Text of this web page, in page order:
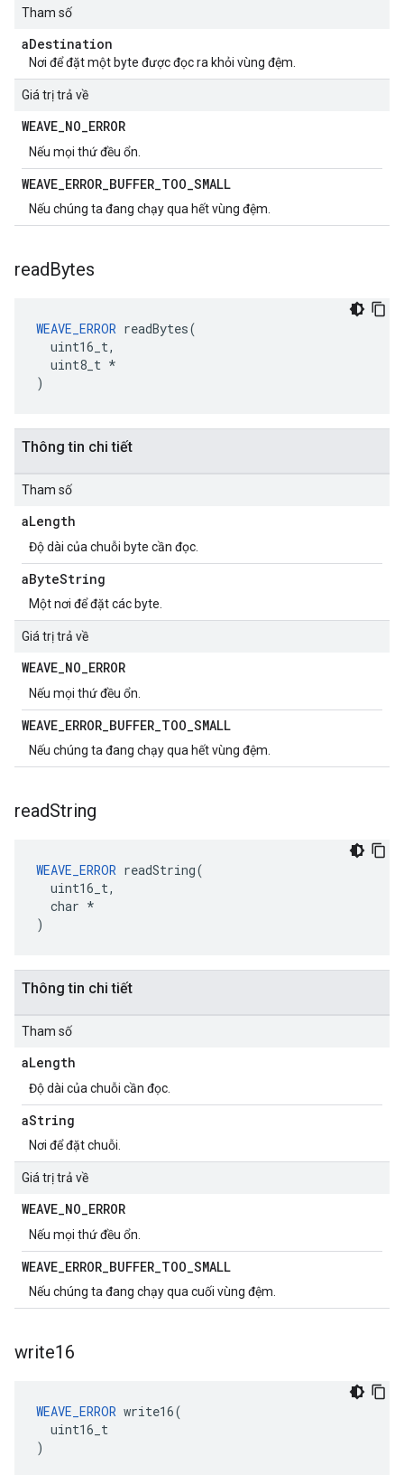
Tham số
aDestination
Nơi để đặt một byte được đọc ra khỏi vùng đệm.
Giá trị trả về
WEAVE_NO_ERROR
Nếu mọi thứ đều ổn.
WEAVE_ERROR_BUFFER_TOO_SMALL
Nếu chúng ta đang chạy qua hết vùng đệm.
readBytes
WEAVE_ERROR readBytes(
  uint16_t,
  uint8_t *
)
Thông tin chi tiết
Tham số
aLength
Độ dài của chuỗi byte cần đọc.
aByteString
Một nơi để đặt các byte.
Giá trị trả về
WEAVE_NO_ERROR
Nếu mọi thứ đều ổn.
WEAVE_ERROR_BUFFER_TOO_SMALL
Nếu chúng ta đang chạy qua hết vùng đệm.
readString
WEAVE_ERROR readString(
  uint16_t,
  char *
)
Thông tin chi tiết
Tham số
aLength
Độ dài của chuỗi cần đọc.
aString
Nơi để đặt chuỗi.
Giá trị trả về
WEAVE_NO_ERROR
Nếu mọi thứ đều ổn.
WEAVE_ERROR_BUFFER_TOO_SMALL
Nếu chúng ta đang chạy qua cuối vùng đệm.
write16
WEAVE_ERROR write16(
  uint16_t
)